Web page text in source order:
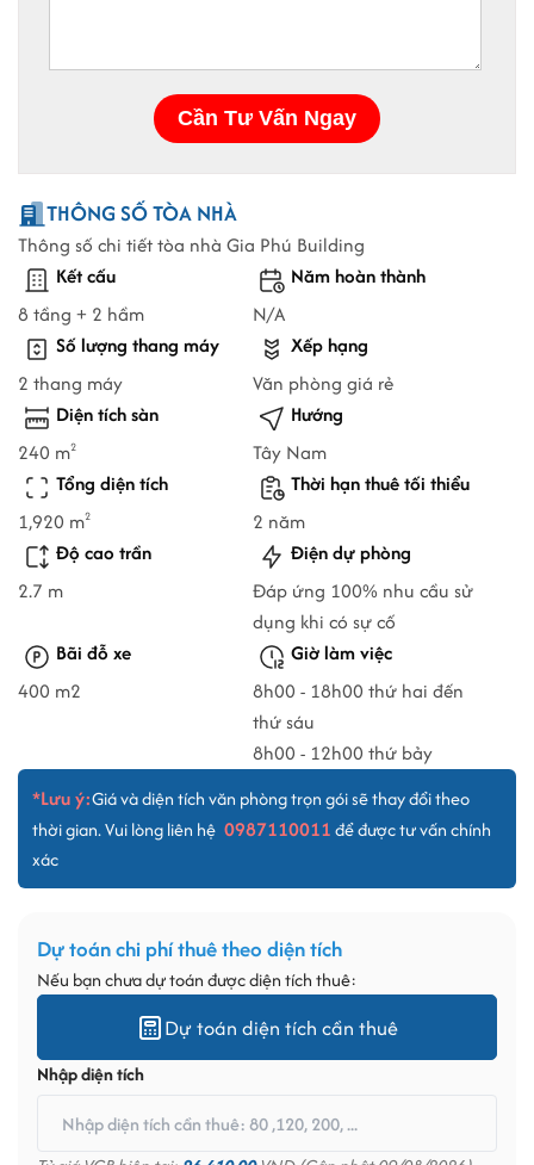
THÔNG SỐ TÒA NHÀ
Thông số chi tiết tòa nhà Gia Phú Building
Kết cấu
8 tầng + 2 hầm
Năm hoàn thành
N/A
Số lượng thang máy
2 thang máy
Xếp hạng
Văn phòng giá rẻ
Diện tích sàn
240 m2
Hướng
Tây Nam
Tổng diện tích
1,920 m2
Thời hạn thuê tối thiểu
2 năm
Độ cao trần
2.7 m
Điện dự phòng
Đáp ứng 100% nhu cầu sử
dụng khi có sự cố
Bãi đỗ xe
400 m2
Giờ làm việc
8h00 - 18h00 thứ hai đến
thứ sáu
8h00 - 12h00 thứ bảy
*Lưu ý:Giá và diện tích văn phòng trọn gói sẽ thay đổi theo
thời gian. Vui lòng liên hệ 0987110011để được tư vấn chính
xác
Dự toán chi phí thuê theo diện tích
Nếu bạn chưa dự toán được diện tích thuê:
Dự toán diện tích cần thuê
Nhập diện tích